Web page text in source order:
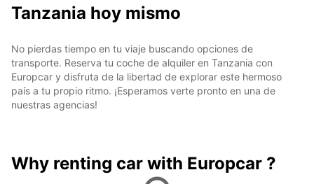
Tanzania hoy mismo
No pierdas tiempo en tu viaje buscando opciones de
transporte. Reserva tu coche de alquiler en Tanzania con
Europcar y disfruta de la libertad de explorar este hermoso
país a tu propio ritmo. ¡Esperamos verte pronto en una de
nuestras agencias!
Why renting car with Europcar ?